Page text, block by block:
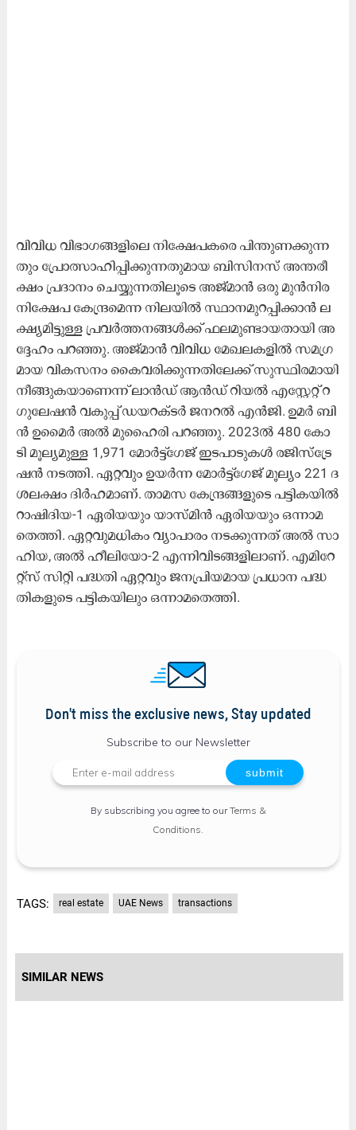
വി​വി​ധ വി​ഭാ​ഗ​ങ്ങ​ളി​ലെ നി​ക്ഷേ​പ​ക​രെ പി​ന്തു​ണ​ക്കു​ന്ന​
തും പ്രോ​ത്സാ​ഹി​പ്പി​ക്കു​ന്ന​തു​മാ​യ ബി​സി​ന​സ്​ അ​ന്ത​രീ​
ക്ഷം പ്ര​ദാ​നം ചെ​യ്യു​ന്ന​തി​ലൂ​ടെ അ​ജ്മാ​ൻ ഒ​രു മു​ൻ​നി​ര
നി​ക്ഷേ​പ കേ​ന്ദ്ര​മെ​ന്ന നി​ല​യി​ൽ സ്ഥാ​ന​മു​റ​പ്പി​ക്കാ​ൻ ല​
ക്ഷ്യ​മി​ട്ടു​ള്ള പ്ര​വ​ര്‍ത്ത​ന​ങ്ങ​ള്‍ക്ക് ഫ​ല​മു​ണ്ടാ​യ​താ​യി അ​
ദ്ദേ​ഹം പ​റ​ഞ്ഞു. അ​ജ്മാ​ൻ വി​വി​ധ മേ​ഖ​ല​ക​ളി​ൽ സ​മ​ഗ്ര​
മാ​യ വി​ക​സ​നം കൈ​വ​രി​ക്കു​ന്ന​തി​ലേ​ക്ക് സു​സ്ഥി​ര​മാ​യി
നീ​ങ്ങു​ക​യാ​ണെ​ന്ന് ലാ​ൻ​ഡ് ആ​ൻ​ഡ് റി​യ​ൽ എ​സ്റ്റേ​റ്റ് റ​
ഗു​ലേ​ഷ​ൻ വ​കു​പ്പ് ഡ​യ​റ​ക്ട​ർ ജ​ന​റ​ൽ എ​ൻ​ജി. ഉ​മ​ർ ബി​
ൻ ഉ​മൈ​ർ അ​ൽ മു​ഹൈ​രി പ​റ​ഞ്ഞു. 2023ൽ 480 ​കോ​
ടി മൂ​ല്യ​മു​ള്ള 1,971 മോ​ർ​ട്ട്‌​ഗേ​ജ് ഇ​ട​പാ​ടു​ക​ൾ ര​ജി​സ്‌​ട്രേ​
ഷ​ൻ ന​ട​ത്തി. ഏ​റ്റ​വും ഉ​യ​ർ​ന്ന മോ​ർ​ട്ട്‌​ഗേ​ജ് മൂ​ല്യം 221 ദ​
ശ​ല​ക്ഷം ദി​ർ​ഹ​മാ​ണ്. താ​മ​സ കേ​ന്ദ്ര​ങ്ങ​ളു​ടെ പ​ട്ടി​ക​യി​ൽ
റാ​ഷി​ദി​യ-1 ഏ​രി​യ​യും യാ​സ്മി​ൻ ഏ​രി​യ​യും ഒ​ന്നാ​മ​
തെ​ത്തി. ഏ​റ്റ​വു​മ​ധി​കം വ്യാ​പാ​രം ന​ട​ക്കു​ന്ന​ത് അ​ൽ സാ​
ഹി​യ, അ​ൽ ഹീ​ലി​യോ-2 എ​ന്നി​വി​ട​ങ്ങ​ളി​ലാ​ണ്. എ​മി​റേ​
റ്റ്സ് സി​റ്റി പ​ദ്ധ​തി ഏ​റ്റ​വും ജ​ന​പ്രി​യ​മാ​യ പ്ര​ധാ​ന പ​ദ്ധ​
തി​ക​ളു​ടെ പ​ട്ടി​ക​യി​ലും ഒ​ന്നാ​മ​തെ​ത്തി.
Don't miss the exclusive news, Stay updated
Subscribe to our Newsletter
By subscribing you agree to ourTerms &
Conditions
TAGS: real estate UAE News transactions
SIMILAR NEWS